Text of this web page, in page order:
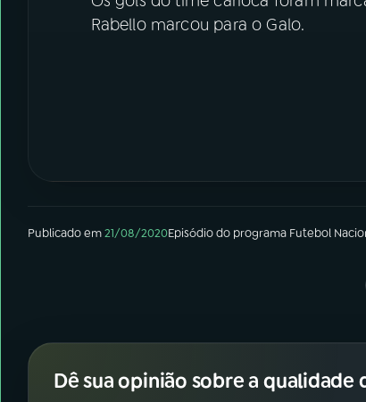
Rabello marcou para o Galo.
Publicado em21/08/2020Episódiodo programa Futebol
Dê sua opinião sobre a